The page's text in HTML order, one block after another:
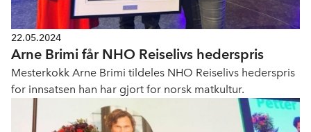
22.05.2024
Arne Brimi får NHO Reiselivs hederspris
Mesterkokk Arne Brimi tildeles NHO Reiselivs hederspris
for innsatsen han har gjort for norsk matkultur.